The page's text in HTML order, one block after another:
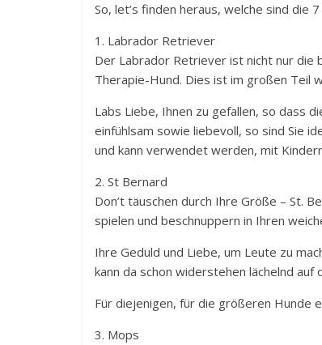
So, let’s finden heraus, welche sind die
1. Labrador Retriever
Der Labrador Retriever ist nicht nur die
Therapie-Hund. Dies ist im großen Teil
Labs Liebe, Ihnen zu gefallen, so dass
einfühlsam sowie liebevoll, so sind Sie
und kann verwendet werden, mit
2. St Bernard
Don’t täuschen durch Ihre Größe – St.
spielen und beschnuppern in Ihren
Ihre Geduld und Liebe, um Leute zu
kann da schon widerstehen lächelnd
Für diejenigen, für die größeren Hunde
3. Mops